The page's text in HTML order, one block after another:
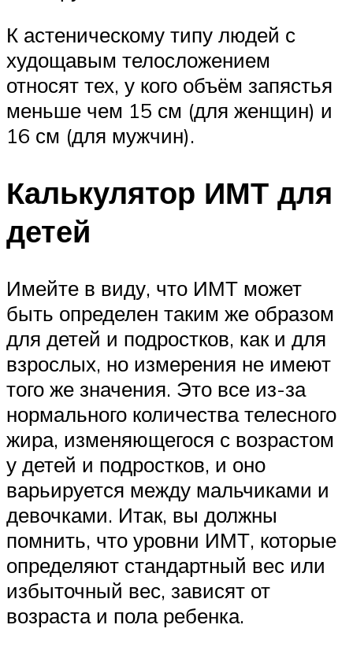
К астеническому типу людей с
худощавым телосложением
относят тех, у кого объём запястья
меньше чем 15 см (для женщин) и
16 см (для мужчин).
Калькулятор ИМТ для
детей
Имейте в виду, что ИМТ может
быть определен таким же образом
для детей и подростков, как и для
взрослых, но измерения не имеют
того же значения. Это все из-за
нормального количества телесного
жира, изменяющегося с возрастом
у детей и подростков, и оно
варьируется между мальчиками и
девочками. Итак, вы должны
помнить, что уровни ИМТ, которые
определяют стандартный вес или
избыточный вес, зависят от
возраста и пола ребенка.